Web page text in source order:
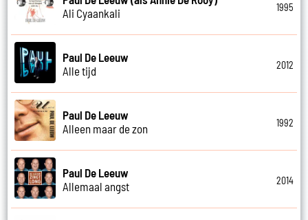
Ali Cyaankali
1995
Paul De Leeuw
Alle tijd
2012
Paul De Leeuw
Alleen maar de zon
1992
Paul De Leeuw
Allemaal angst
2014